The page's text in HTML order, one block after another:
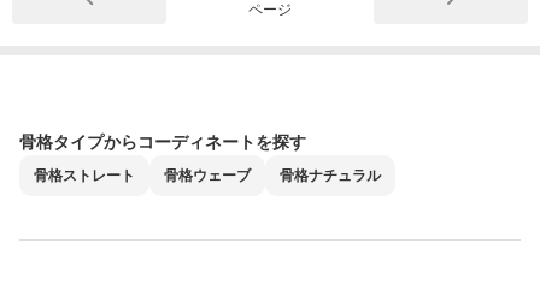
ページ
骨格タイプからコーディネートを探す
骨格ストレート 骨格ウェーブ 骨格ナチュラル